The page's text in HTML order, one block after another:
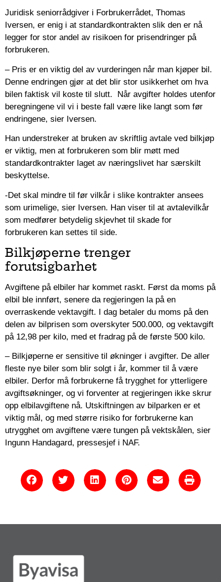
Juridisk seniorrådgiver i Forbrukerrådet, Thomas
Iversen, er enig i at standardkontrakten slik den er nå
legger for stor andel av risikoen for prisendringer på
forbrukeren.
– Pris er en viktig del av vurderingen når man kjøper bil.
Denne endringen gjør at det blir stor usikkerhet om hva
bilen faktisk vil koste til slutt. Når avgifter holdes utenfor
beregningene vil vi i beste fall være like langt som før
endringene, sier Iversen.
Han understreker at bruken av skriftlig avtale ved bilkjøp
er viktig, men at forbrukeren som blir møtt med
standardkontrakter laget av næringslivet har særskilt
beskyttelse.
-Det skal mindre til før vilkår i slike kontrakter ansees
som urimelige, sier Iversen. Han viser til at avtalevilkår
som medfører betydelig skjevhet til skade for
forbrukeren kan settes til side.
Bilkjøperne trenger
forutsigbarhet
Avgiftene på elbiler har kommet raskt. Først da moms på
elbil ble innført, senere da regjeringen la på en
overraskende vektavgift. I dag betaler du moms på den
delen av bilprisen som overskyter 500.000, og vektavgift
på 12,98 per kilo, med et fradrag på de første 500 kilo.
– Bilkjøperne er sensitive til økninger i avgifter. De aller
fleste nye biler som blir solgt i år, kommer til å være
elbiler. Derfor må forbrukerne få trygghet for ytterligere
avgiftsøkninger, og vi forventer at regjeringen ikke skrur
opp elbilavgiftene nå. Utskiftningen av bilparken er et
viktig mål, og med større risiko for forbrukerne kan
utrygghet om avgiftene være tungen på vektskålen, sier
Ingunn Handagard, pressesjef i NAF.